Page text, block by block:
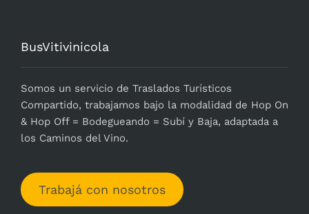
BusVitivinicola
Somos un servicio de Traslados Turísticos
Compartido, trabajamos bajo la modalidad de Hop On
& Hop Off = Bodegueando = Subí y Baja, adaptada a
los Caminos del Vino.
Trabajá con nosotros